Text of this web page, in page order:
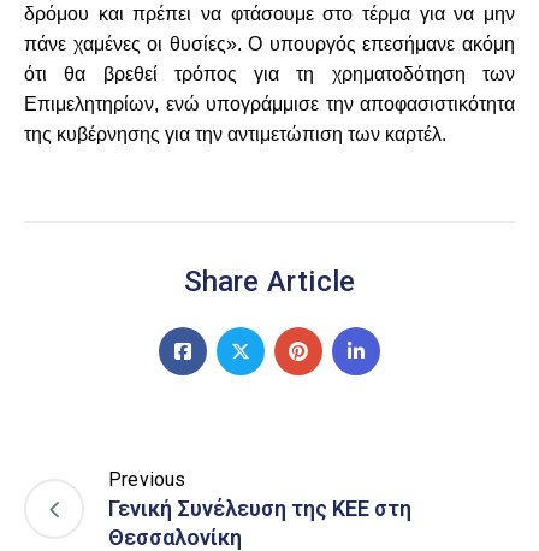
δρόμου και πρέπει να φτάσουμε στο τέρμα για να μην
πάνε χαμένες οι θυσίες». Ο υπουργός επεσήμανε ακόμη
ότι θα βρεθεί τρόπος για τη χρηματοδότηση των
Επιμελητηρίων, ενώ υπογράμμισε την αποφασιστικότητα
της κυβέρνησης για την αντιμετώπιση των καρτέλ.
Share Article
Previous
Γενική Συνέλευση της ΚΕΕ στη
Θεσσαλονίκη